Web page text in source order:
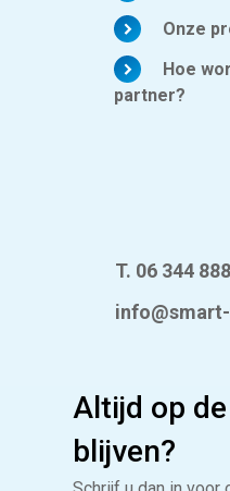
Onze
Hoe
partner?
T. 06 344
Altijd op
blijven?